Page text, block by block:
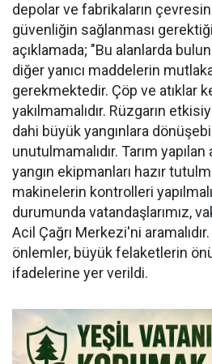
depolar ve fabrikaların
güvenliğin sağlanması
açıklamada; "Bu alanlarda
diğer yanıcı maddelerin
gerekmektedir. Çöp ve atıklar
yakılmamalıdır. Rüzgarın
dahi büyük yangınlara
unutulmamalıdır. Tarım
yangın ekipmanları hazır
makinelerin kontrolleri
durumunda vatandaşlarımız,
Acil Çağrı Merkezi'ni
önlemler, büyük felaketlerin
ifadelerine yer verildi.